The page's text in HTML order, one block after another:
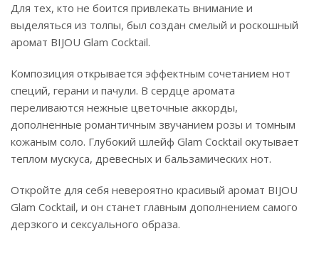
Для тех, кто не боится привлекать внимание и
выделяться из толпы, был создан смелый и роскошный
аромат BIJOU Glam Cocktail.
Композиция открывается эффектным сочетанием нот
специй, герани и пачули. В сердце аромата
переливаются нежные цветочные аккорды,
дополненные романтичным звучанием розы и томным
кожаным соло. Глубокий шлейф Glam Cocktail окутывает
теплом мускуса, древесных и бальзамических нот.
Откройте для себя невероятно красивый аромат BIJOU
Glam Cocktail, и он станет главным дополнением самого
дерзкого и сексуального образа.